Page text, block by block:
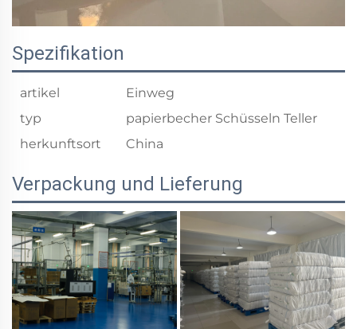
Spezifikation
artikel
Einweg
typ
papierbecher Schüsseln Teller
herkunftsort
China
Verpackung und Lieferung